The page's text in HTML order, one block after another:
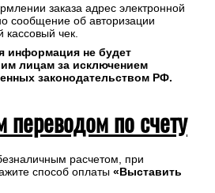
заказа адрес электронной
сообщение об авторизации
кассовый чек.
информация не будет
лицам за исключением
законодательством РФ.
переводом по счету
расчетом, при
способ оплаты «Выставить